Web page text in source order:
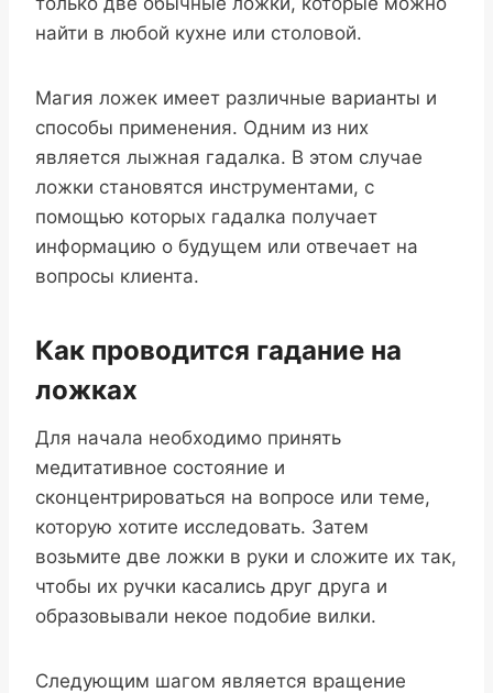
найти в любой кухне или столовой.
Магия ложек имеет различные варианты и
способы применения. Одним из них
является лыжная гадалка. В этом случае
ложки становятся инструментами, с
помощью которых гадалка получает
информацию о будущем или отвечает на
вопросы клиента.
Как проводится гадание на
ложках
Для начала необходимо принять
медитативное состояние и
сконцентрироваться на вопросе или теме,
которую хотите исследовать. Затем
возьмите две ложки в руки и сложите их так,
чтобы их ручки касались друг друга и
образовывали некое подобие вилки.
Следующим шагом является вращение